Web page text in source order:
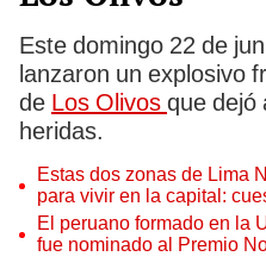
Este domingo 22 de
lanzaron un explosivo
de Los Olivos que dejó
heridas.
Estas dos zonas de Lima
para vivir en la capital:
El peruano formado en la
fue nominado al Premio